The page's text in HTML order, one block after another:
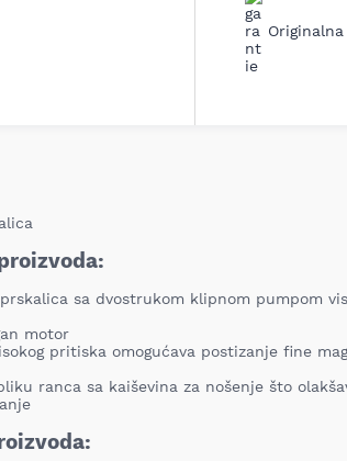
sa dvostrukom klipnom pumpom
motor
pritiska omogućava postizanje fine
ranca sa kaiševina za nošenje što